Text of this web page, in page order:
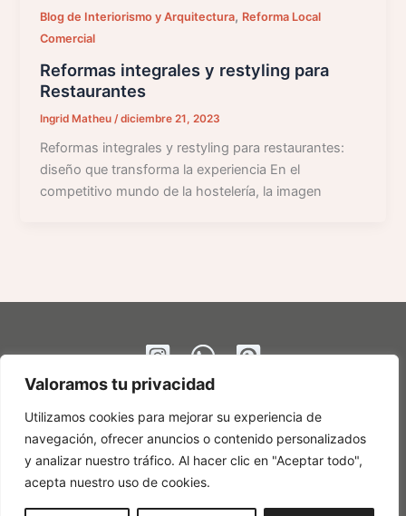
Valoramos tu privacidad
Utilizamos cookies para mejorar su experiencia de
navegación, ofrecer anuncios o contenido personalizados
y analizar nuestro tráfico. Al hacer clic en "Aceptar todo",
acepta nuestro uso de cookies.
Blog de Interiorismo y Arquitectura, Reforma Local
Comercial
Reformas integrales y restyling para
Restaurantes
Ingrid Matheu /diciembre 21, 2023
Reformas integrales y restyling para restaurantes:
diseño que transforma la experiencia En el
competitivo mundo de la hostelería, la imagen
©Ingrid Matheu Studio2026 |Política de Cookies | Política de